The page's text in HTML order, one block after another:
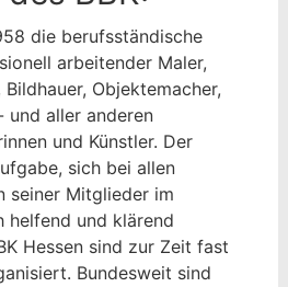
die berufsständische
arbeitender Maler,
Objektemacher,
und aller anderen
und Künstler. Der
sich bei allen
seiner Mitglieder im
helfend und klärend
Hessen sind zur Zeit fast
Bundesweit sind